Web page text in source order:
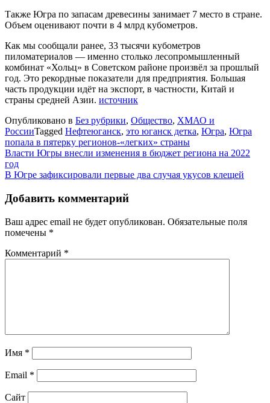
Также Югра по запасам древесины занимает 7 место в стране.
Объем оценивают почти в 4 млрд кубометров.
Как мы сообщали ранее, 33 тысячи кубометров
пиломатериалов — именно столько лесопромышленный
комбинат «Хольц» в Советском районе произвёл за прошлый
год. Это рекордные показатели для предприятия. Большая
часть продукции идёт на экспорт, в частности, Китай и
страны средней Азии. источник
Опубликовано в Без рубрики, Общество, ХМАО и
РоссииTagged Нефтеюганск, это юганск детка, Югра, Югра
попала в пятерку регионов-«легких» страны
Навигация
по
Власти Югры внесли изменения в бюджет региона на 2022
год
В Югре зафиксировали первые два случая укусов клещей
Добавить комментарий
Ваш адрес email не будет опубликован. Обязательные поля
помечены *
Комментарий *
Имя *
Email *
Сайт